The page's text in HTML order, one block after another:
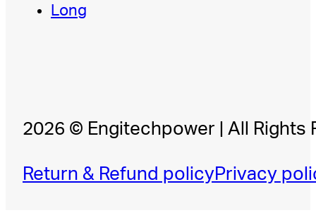
Long
2026 © Engitechpower | All Rights
Return & Refund policyPrivacy